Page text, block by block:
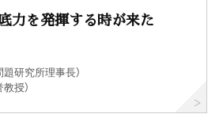
力を発揮する時が来た
研究所理事長）
授）